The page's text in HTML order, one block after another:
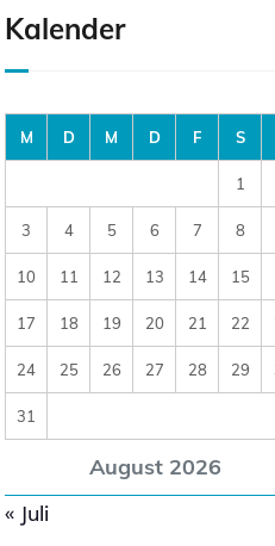
Kalender
August 2026
M D M D F S
1
3 4 5 6 7 8
10 11 12 13 14 15
17 18 19 20 21 22
24 25 26 27 28 29
31
« Juli